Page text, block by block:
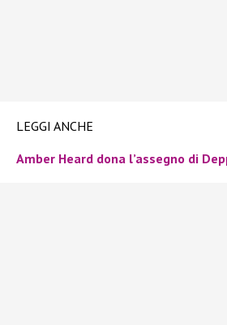
LEGGI ANCHE
Amber Heard dona l’assegno di